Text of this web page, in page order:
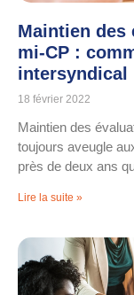
Maintien des
mi-CP :
intersyndical
18 février 2022
Maintien des
toujours aveugle
près de deux ans
Lire la suite »